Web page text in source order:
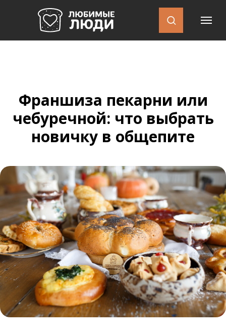
Франшиза пекарни или
чебуречной: что выбрать
новичку в общепите